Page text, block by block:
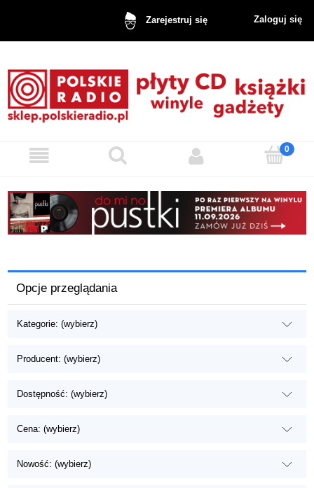
Zarejestruj się Zaloguj się
Opcje przeglądania
Kategorie: (wybierz)
Producent: (wybierz)
Dostępność: (wybierz)
Cena: (wybierz)
Nowość: (wybierz)